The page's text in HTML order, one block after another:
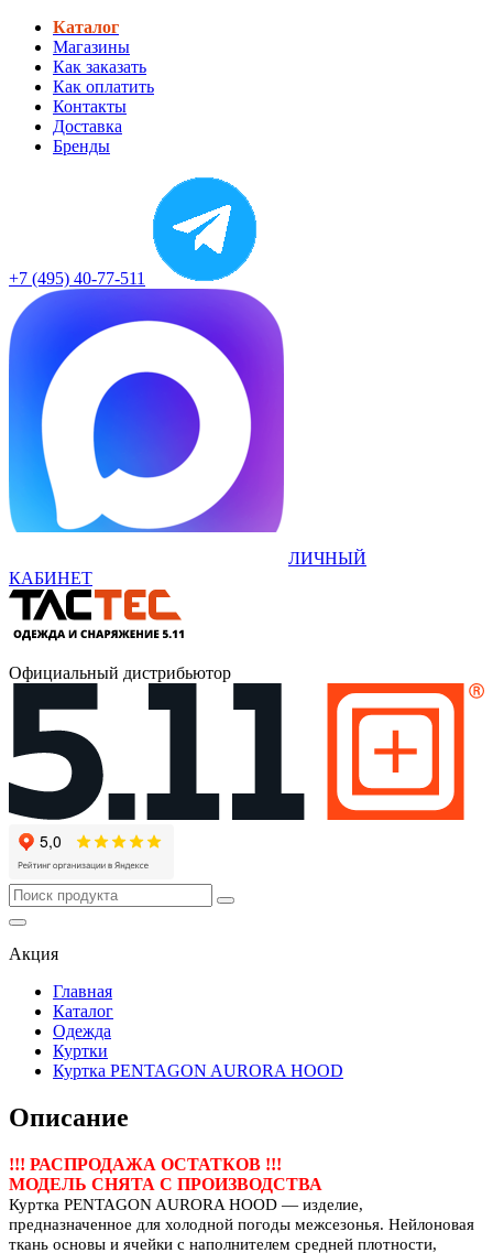
Каталог
Магазины
Как заказать
Как оплатить
Контакты
Доставка
Бренды
+7 (495) 40-77-511
ЛИЧНЫЙ
КАБИНЕТ
Официальный дистрибьютор
Акция
Главная
Каталог
Одежда
Куртки
Куртка PENTAGON AURORA HOOD
Описание
!!! РАСПРОДАЖА ОСТАТКОВ !!!
МОДЕЛЬ СНЯТА С ПРОИЗВОДСТВА
Куртка PENTAGON AURORA HOOD — изделие,
предназначенное для холодной погоды межсезонья. Нейлоновая
ткань основы и ячейки с наполнителем средней плотности,